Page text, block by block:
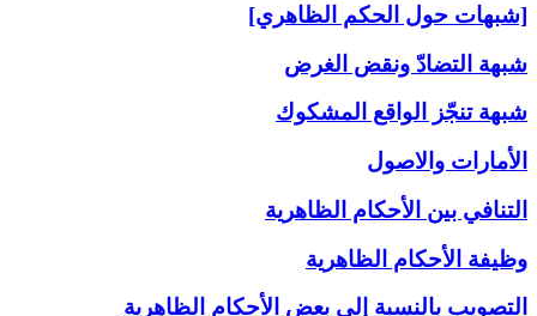
[شبهات حول الحكم الظاهري]
شبهة التضادّ ونقض الغرض
شبهة تنجّز الواقع المشكوك
الأمارات والاصول
التنافي بين الأحكام الظاهرية
وظيفة الأحكام الظاهرية
التصويب بالنسبة إلى‏ بعض الأحكام الظاهرية